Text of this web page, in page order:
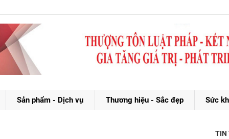
Sản phẩm - Dịch vụ Thương hiệu - Sắc đẹp Sức
TIN